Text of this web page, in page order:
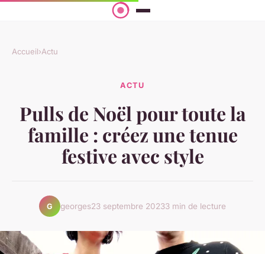
Accueil›Actu
ACTU
Pulls de Noël pour toute la
famille : créez une tenue
festive avec style
G georges23 septembre 20233 min de lecture